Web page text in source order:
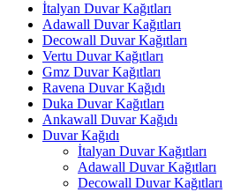
İtalyan Duvar Kağıtları
Adawall Duvar Kağıtları
Decowall Duvar Kağıtları
Vertu Duvar Kağıtları
Gmz Duvar Kağıtları
Ravena Duvar Kağıdı
Duka Duvar Kağıtları
Ankawall Duvar Kağıdı
Duvar Kağıdı
İtalyan Duvar Kağıtları
Adawall Duvar Kağıtları
Decowall Duvar Kağıtları